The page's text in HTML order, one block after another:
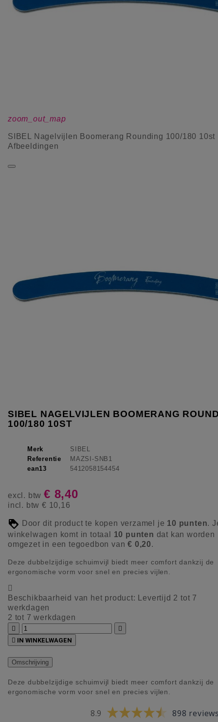
zoom_out_map
SIBEL Nagelvijlen Boomerang Rounding 100/180 10st
Afbeeldingen
SIBEL NAGELVIJLEN BOOMERANG
100/180 10ST
Merk
SIBEL
Referentie
MAZSI-SNB1
ean13
5412058154454
excl. btw € 8,40
incl. btw € 10,16
Door dit product te kopen verzamel je 10 punten.
winkelwagen komt in totaal 10 punten dat kan worden
omgezet in een tegoedbon van€ 0,20.
Deze dubbelzijdige schuimvijl biedt meer comfort dankzij de
ergonomische vorm voor snel en precies vijlen.

Beschikbaarheid van het product:
Levertijd 2 tot 7
werkdagen
2 tot 7 werkdagen


 IN WINKELWAGEN
Omschrijving
Deze dubbelzijdige schuimvijl biedt meer comfort dankzij de
ergonomische vorm voor snel en precies vijlen.
8.9 898